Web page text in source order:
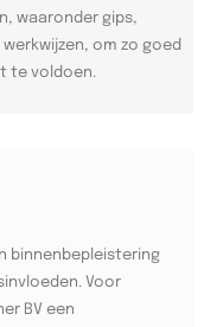
waaronder gips,
om zo goed
te voldoen.
binnenbepleistering
Voor
BV een